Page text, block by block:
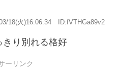
03/18(火)16:06:34 ID:fVTHGa89v2
り別れる格好
ーリンク